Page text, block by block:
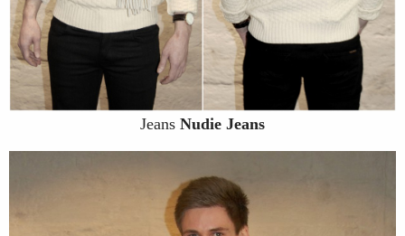
Jeans Nudie Jeans